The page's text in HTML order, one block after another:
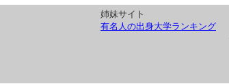
姉妹サイト
有名人の出身大学ランキング